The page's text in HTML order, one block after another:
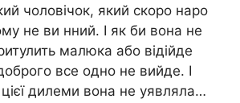
чоловічок, який скоро наро
не ви нний. І як би вона не
малюка або відійде
все одно не вийде. І
дилеми вона не уявляла…